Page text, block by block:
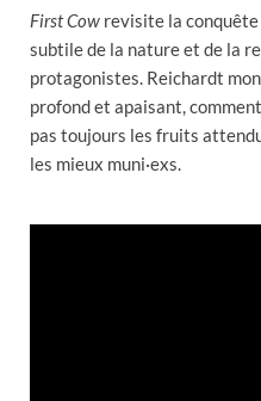
First Cow revisite la
subtile de la nature et de la
protagonistes. Reichardt
profond et apaisant,
pas toujours les fruits
les mieux muni·exs.